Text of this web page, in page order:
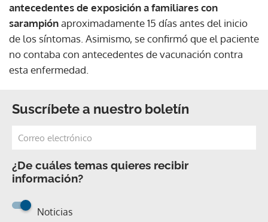
antecedentes de exposición a familiares con
sarampiónaproximadamente 15 días antes del inicio
de los síntomas. Asimismo, se confirmó que el paciente
no contaba con antecedentes de vacunación contra
esta enfermedad.
Suscríbete a nuestro boletín
¿De cuáles temas quieres recibir
información?
Noticias